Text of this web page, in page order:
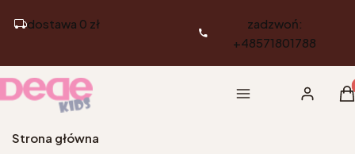
dostawa 0 zł
zadzwoń:
+48571801788
Menu Zaloguj się
Strona główna